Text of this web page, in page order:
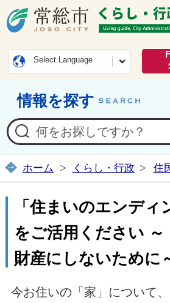
常総市
Select Language
情報を探す
ホーム くらし・行政 住
「住まいのエンディ
をご活用ください ～
財産にしないために
今お住いの「家」について